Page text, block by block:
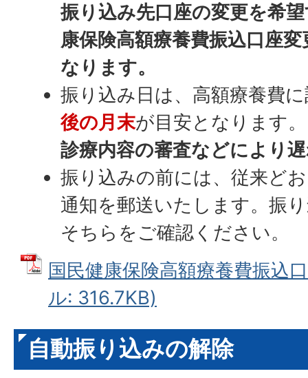
振り込み先口座の変更を希
康保険高額療養費振込口座
なります。
振り込み日は、高額療養費
後の月末が目安となります。
診療内容の審査などにより
振り込みの前には、従来ど
通知を郵送いたします。振
そちらをご確認ください。
国民健康保険高額療養費振込
ル: 316.7KB)
自動振り込みの解除